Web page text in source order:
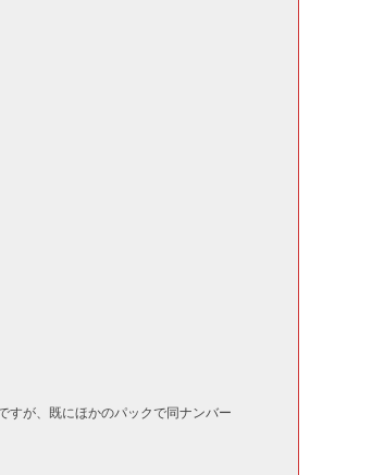
すが、既にほかのパックで同ナンバー